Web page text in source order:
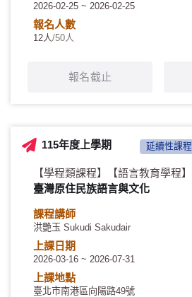
2026-02-25 ~ 2026-02-25
報名人數
12人/50人
報名截止
115年度上學期 延續性課程
【學程類課程】
【語言教育學程】
臺灣原住民族語言與文化
課程講師
洪艷玉 Sukudi Sakudair
上課日期
2026-03-16 ~ 2026-07-31
上課地點
臺北市南港區向陽路49號